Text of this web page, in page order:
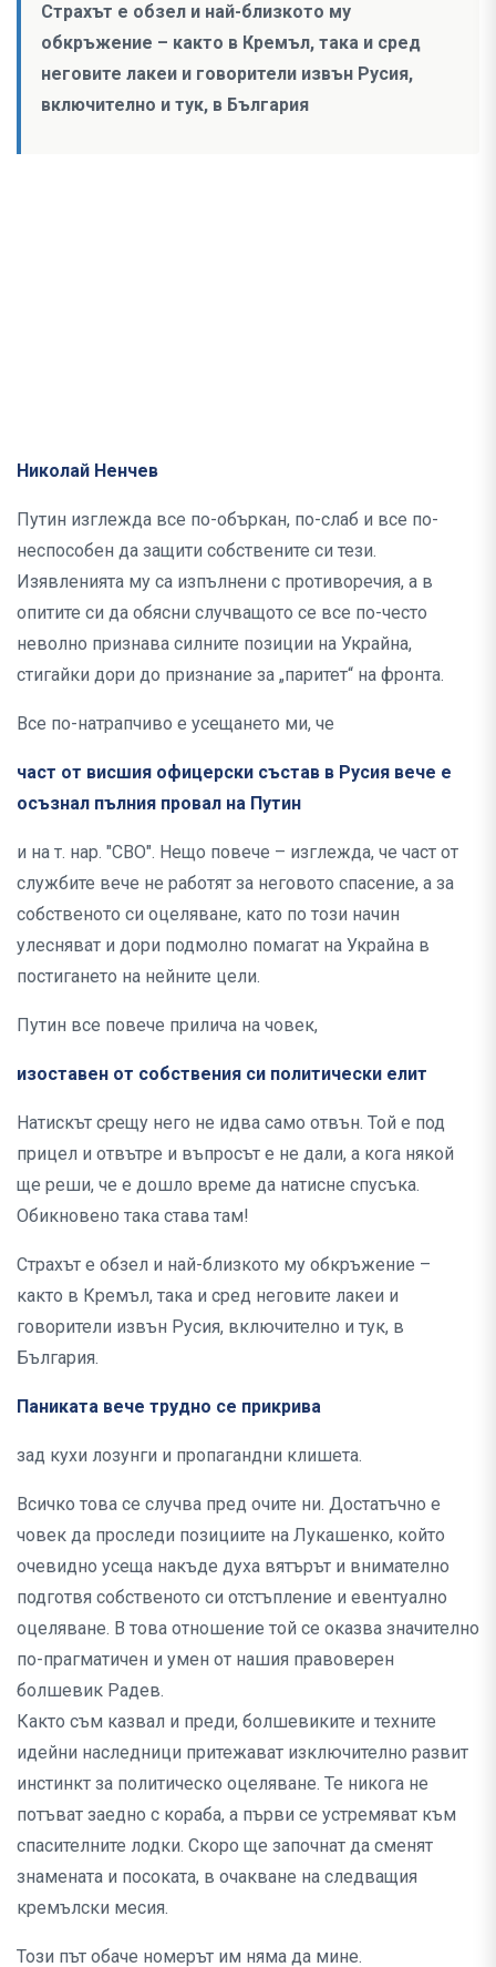
Страхът е обзел и най-близкото му
обкръжение – както в Кремъл, така и сред
неговите лакеи и говорители извън Русия,
включително и тук, в България
Николай Ненчев
Путин изглежда все по-объркан, по-слаб и все по-
неспособен да защити собствените си тези.
Изявленията му са изпълнени с противоречия, а в
опитите си да обясни случващото се все по-често
неволно признава силните позиции на Украйна,
стигайки дори до признание за „паритет“ на фронта.
Все по-натрапчиво е усещането ми, че
част от висшия офицерски състав в Русия вече е
осъзнал пълния провал на Путин
и на т. нар. "СВО". Нещо повече – изглежда, че част от
службите вече не работят за неговото спасение, а за
собственото си оцеляване, като по този начин
улесняват и дори подмолно помагат на Украйна в
постигането на нейните цели.
Путин все повече прилича на човек,
изоставен от собствения си политически елит
Натискът срещу него не идва само отвън. Той е под
прицел и отвътре и въпросът е не дали, а кога някой
ще реши, че е дошло време да натисне спусъка.
Обикновено така става там!
Страхът е обзел и най-близкото му обкръжение –
както в Кремъл, така и сред неговите лакеи и
говорители извън Русия, включително и тук, в
България.
Паниката вече трудно се прикрива
зад кухи лозунги и пропагандни клишета.
Всичко това се случва пред очите ни. Достатъчно е
човек да проследи позициите на Лукашенко, който
очевидно усеща накъде духа вятърът и внимателно
подготвя собственото си отстъпление и евентуално
оцеляване. В това отношение той се оказва значително
по-прагматичен и умен от нашия правоверен
болшевик Радев.
Както съм казвал и преди, болшевиките и техните
идейни наследници притежават изключително развит
инстинкт за политическо оцеляване. Те никога не
потъват заедно с кораба, а първи се устремяват към
спасителните лодки. Скоро ще започнат да сменят
знамената и посоката, в очакване на следващия
кремълски месия.
Този път обаче номерът им няма да мине.